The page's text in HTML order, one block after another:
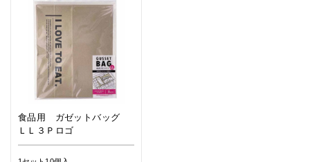
食品用 ガゼットバッグ
ＬＬ３Ｐロゴ